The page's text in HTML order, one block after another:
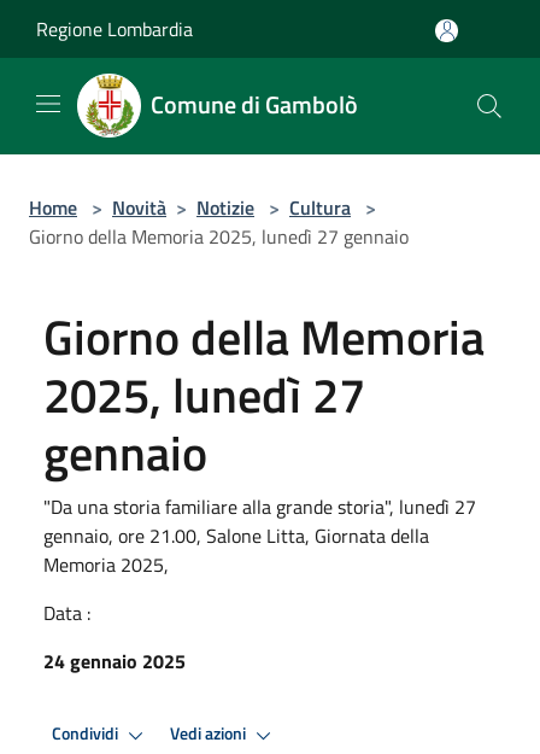
Regione Lombardia
Comune di Gambolò
Home > Novità > Notizie > Cultura >
Giorno della Memoria 2025, lunedì 27 gennaio
Giorno della Memoria
2025, lunedì 27
gennaio
"Da una storia familiare alla grande storia", lunedì 27
gennaio, ore 21.00, Salone Litta, Giornata della
Memoria 2025,
Data :
24 gennaio 2025
Condividi Vedi azioni